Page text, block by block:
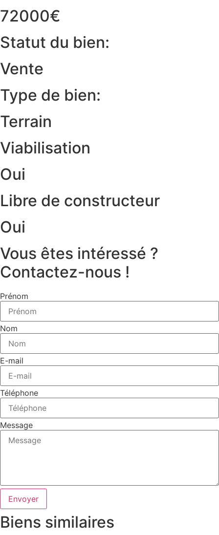
72000€
Statut du bien:
Vente
Type de bien:
Terrain
Viabilisation
Oui
Libre de constructeur
Oui
Vous êtes intéressé ?
Contactez-nous !
Prénom
Nom
E-mail
Téléphone
Message
Envoyer
Biens similaires